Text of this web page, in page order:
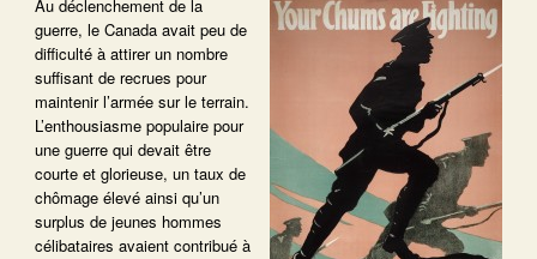
Au déclenchement de la
guerre, le Canada avait peu de
difficulté à attirer un nombre
suffisant de recrues pour
maintenir l’armée sur le terrain.
L’enthousiasme populaire pour
une guerre qui devait être
courte et glorieuse, un taux de
chômage élevé ainsi qu’un
surplus de jeunes hommes
célibataires avaient contribué à